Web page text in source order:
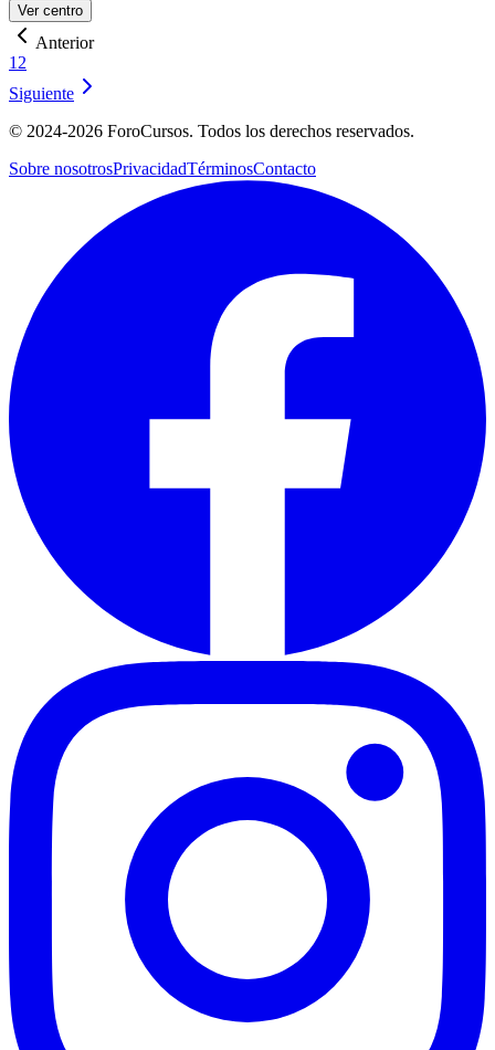
Ver centro
Anterior
1 2
Siguiente
© 2024-2026 ForoCursos. Todos los derechos reservados.
Sobre nosotrosPrivacidadTérminosContacto